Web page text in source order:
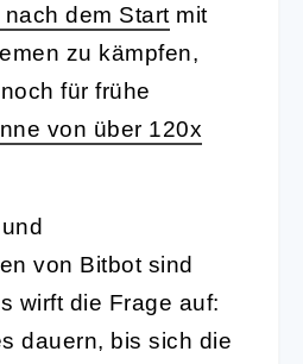
dem Start mit
zu kämpfen,
für frühe
von über 120x
von Bitbot sind
wirft die Frage auf:
dauern, bis sich die